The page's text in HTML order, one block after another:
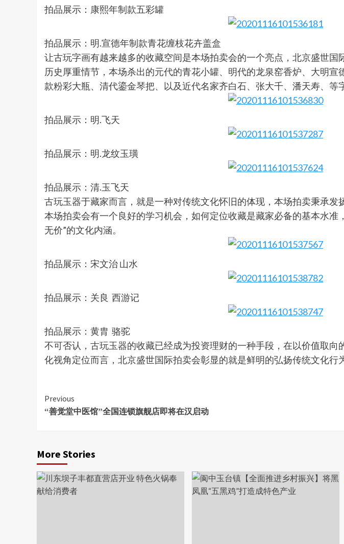
拍品展示：康熙年制款五彩罐
拍品展示：明.宣德年制款青花缠枝花卉盖盒
让古玩字画有越来越多的收藏空间是本场拍卖会的一个亮点，北京盛世
历史厚重情节，本场杀出的元代的青花小罐、明代的龙泉窑香炉、大明
款粉彩大瓶、清代鎏金琴把、以及近代名家齐白石、张大千、潘天寿、等
拍品展示：明.飞天
拍品展示：明.龙纹玉璜
拍品展示：清.玉飞天
古玩玉器于藏家而言，就是一种对传统文化怀旧的体现，本场拍卖秉承
本场拍卖会有一个良好的学习机会，如何定位收藏是藏家必备的基本水
无价”的文化内涵。
拍品展示：宋文治 山水
拍品展示：关良 西游记
拍品展示：黄胄 骆驼
不可否认，古玩玉器的收藏已经成为投资理财的一种手段，在以价值取
化视角定位而言，北京盛世国际拍卖会彰显的就是鲜明的弘扬传统文化行
Continue
Reading
Previous
“善觉堂中医馆”全国连锁旗舰店即将在汉启动
More Stories